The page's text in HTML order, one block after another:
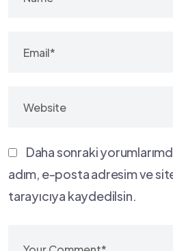
Daha sonraki
adım, e-posta adresim ve
tarayıcıya kaydedilsin.